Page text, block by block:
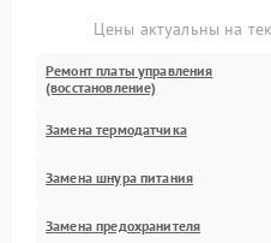
Цены актуальны на
Ремонт платы управления
(восстановление)
Замена термодатчика
Замена шнура питания
Замена предохранителя